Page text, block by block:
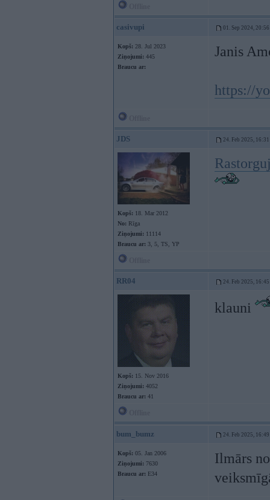
casivupi 01. Sep 2024, 20:56
Kopš: 28. Jul 2023
Ziņojumi: 445
Braucu ar:
Janis
https://
JDS 24. Feb 2025, 16:31
Kopš: 18. Mar 2012
No: Rīga
Ziņojumi: 11114
Braucu ar: 3, 5, TS, YP
RR04 24. Feb 2025, 16:45
Kopš: 15. Nov 2016
Ziņojumi: 4052
Braucu ar: 41
klauni
bum_bumz 24. Feb 2025, 16:49
Kopš: 05. Jan 2006
Ziņojumi: 7630
Braucu ar: E34
Ilmārs